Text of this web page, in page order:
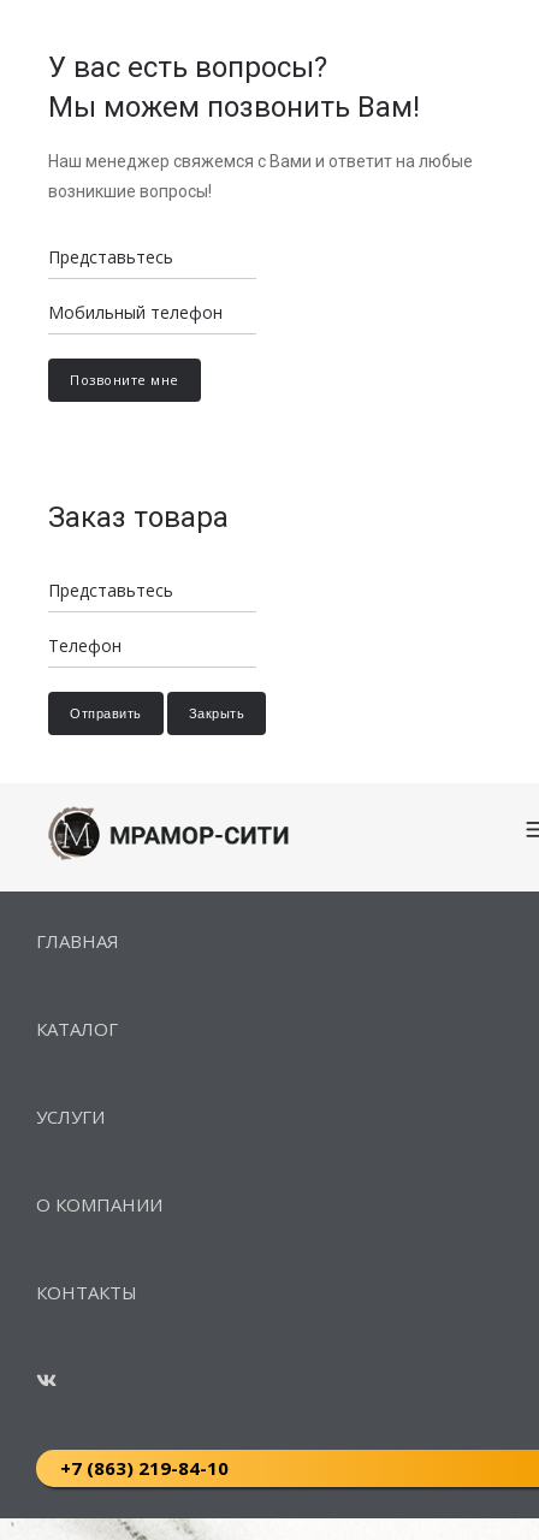
У вас есть вопросы?
Мы можем позвонить Вам!
Наш менеджер свяжемся с Вами и ответит на любые
возникшие вопросы!
Заказ товара
Отправить Закрыть
ГЛАВНАЯ
КАТАЛОГ
УСЛУГИ
О КОМПАНИИ
КОНТАКТЫ
+7 (863) 219-84-10